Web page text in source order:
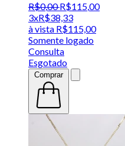
R$0,00 R$115,00
3xR$38,33
à vista R$115,00
Somente logado
Consulta
Esgotado
Comprar